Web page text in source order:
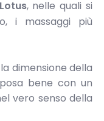
, nelle quali si
i massaggi più
dimensione della
bene con un
vero senso della